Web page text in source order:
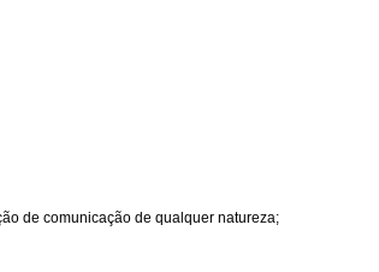
de comunicação de qualquer natureza;